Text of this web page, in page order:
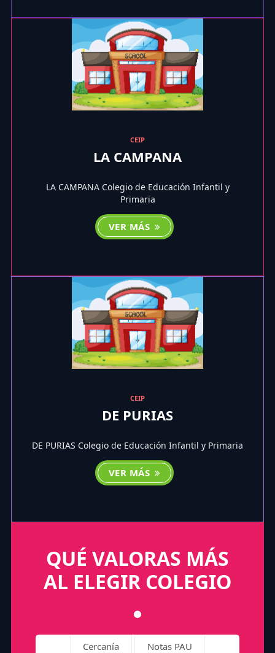
CEIP
LA CAMPANA
LA CAMPANA Colegio de Educación Infantil y
Primaria
VER MÁS
CEIP
DE PURIAS
DE PURIAS Colegio de Educación Infantil y Primaria
VER MÁS
QUÉ VALORAS MÁS
AL ELEGIR COLEGIO
Cercanía Notas PAU